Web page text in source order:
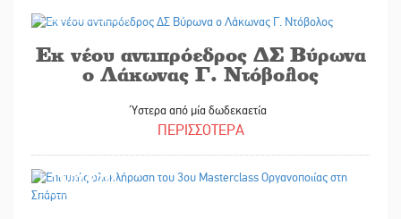
Εκ νέου αντιπρόεδρος ΔΣ Βύρωνα
ο Λάκωνας Γ. Ντόβολος
Ύστερα από μία δωδεκαετία
ΠΕΡΙΣΣΟΤΕΡΑ
13/07/2026